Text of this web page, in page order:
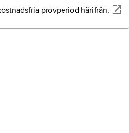
provperiod härifrån.